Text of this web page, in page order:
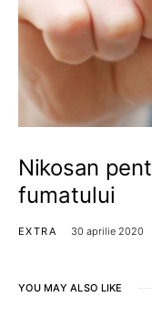
Nikosan
fumatului
EXTRA 30 aprilie 2020
YOU MAY ALSO LIKE